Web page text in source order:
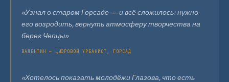
«Узнал о старом Горсаде — и всё сложилось: нужно
его возродить, вернуть атмосферу творчества на
берег Чепцы»
ВАЛЕНТИН — ЦИФРОВОЙ УРБАНИСТ, ГОРСАД
«Хотелось показать молодёжи Глазова, что есть